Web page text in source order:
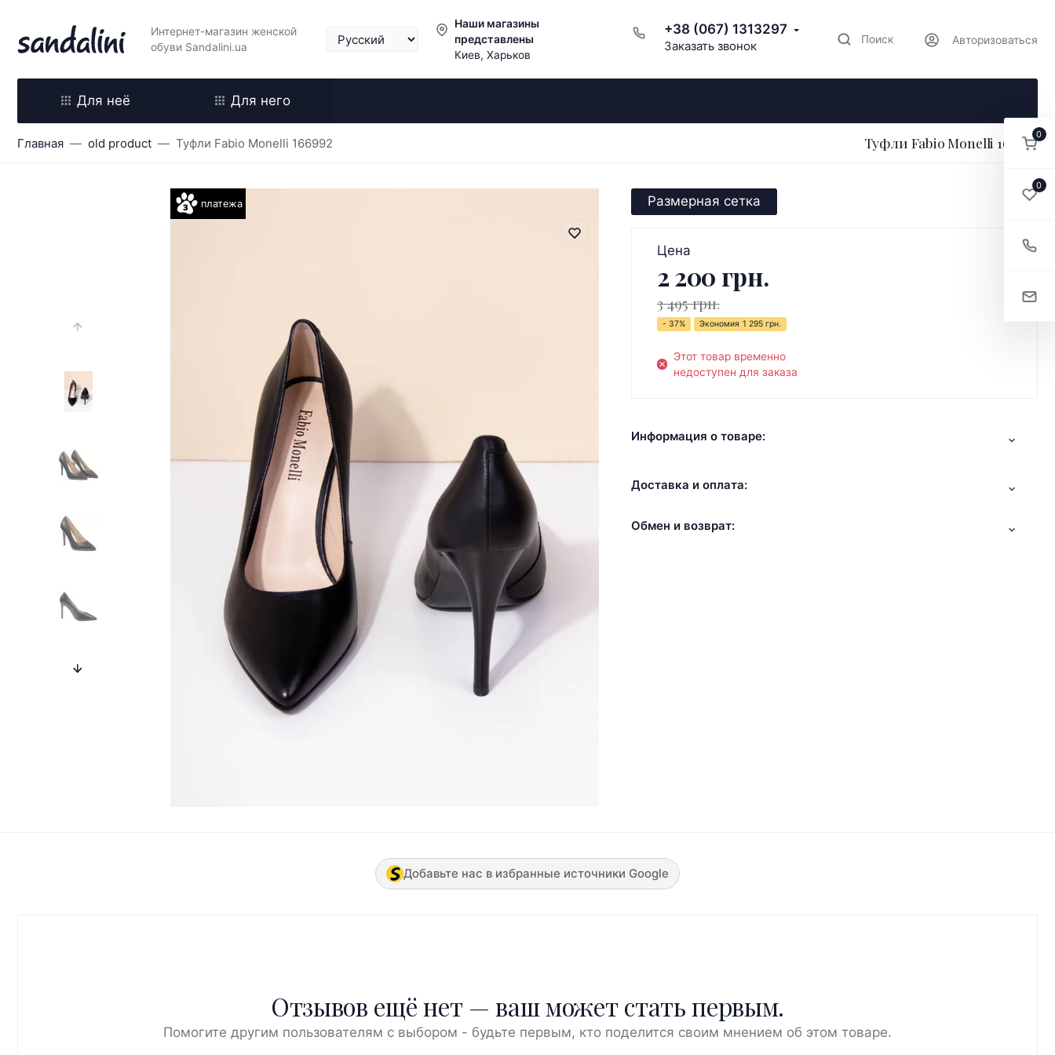
Интернет-магазин женской
обуви Sandalini.ua
Наши магазины
представлены
Киев, Харьков
+38 (067) 1313297
Заказать звонок Поиск Авторизоваться
Для неё Для него
Главная old product Туфли Fabio Monelli 166992 Туфли Fabio Monelli 166992
платежа Размерная сетка
Цена
2 200 грн.
3 495 грн.
- 37% Экономия 1 295 грн.
Этот товар временно
недоступен для заказа
Информация о товаре:
Доставка и оплата:
Обмен и возврат:
Добавьте нас в избранные источники Google
Отзывов ещё нет — ваш может стать первым.
Помогите другим пользователям с выбором - будьте первым, кто поделится своим мнением об этом товаре.
0
0